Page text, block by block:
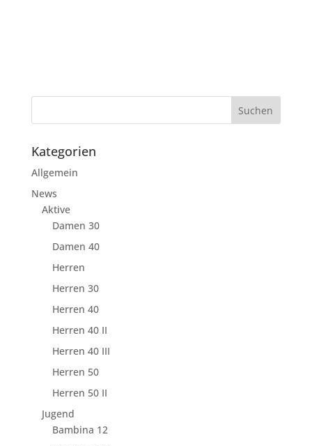
Kategorien
Allgemein
News
Aktive
Damen 30
Damen 40
Herren
Herren 30
Herren 40
Herren 40 II
Herren 40 III
Herren 50
Herren 50 II
Jugend
Bambina 12